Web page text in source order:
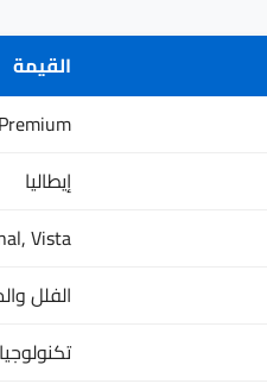
القيمة
Premium إيطالي للغاز
إيطاليا
Vista
الفلل